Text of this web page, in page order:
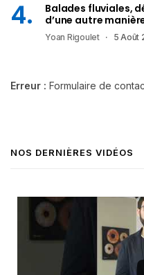
Balades fluviales,
d’une autre
Yoan Rigoulet 5 Août
Erreur : Formulaire de
NOS DERNIÈRES VIDÉOS